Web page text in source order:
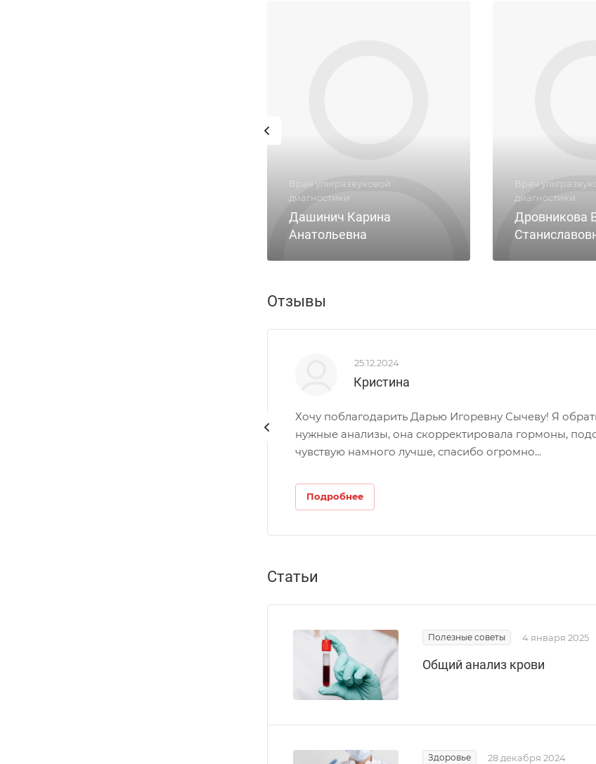
Врач ультразвуковой
диагностики
Дашинич Карина
Анатольевна
Врач
диагностики
Дровникова
Отзывы
25.12.2024
Кристина
Хочу поблагодарить Дарью Игоревну Сычеву! Я
нужные анализы, она скорректировала гормоны,
чувствую намного лучше, спасибо огромно...
Подробнее
Статьи
Полезные советы 4 января 2025
Общий анализ крови
Здоровье 28 декабря 2024